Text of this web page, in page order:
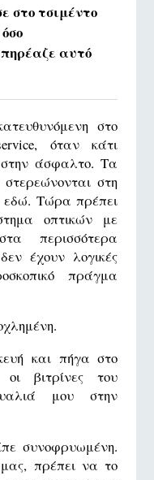
στο τσιμέντο
αυτό
στο
όταν κάτι
άσφαλτο. Τα
στη
Τώρα πρέπει
οπτικών με
περισσότερα
έχουν λογικές
πράγμα
και πήγα στο
βιτρίνες του
μου στην
συνοφρυωμένη.
πρέπει να το